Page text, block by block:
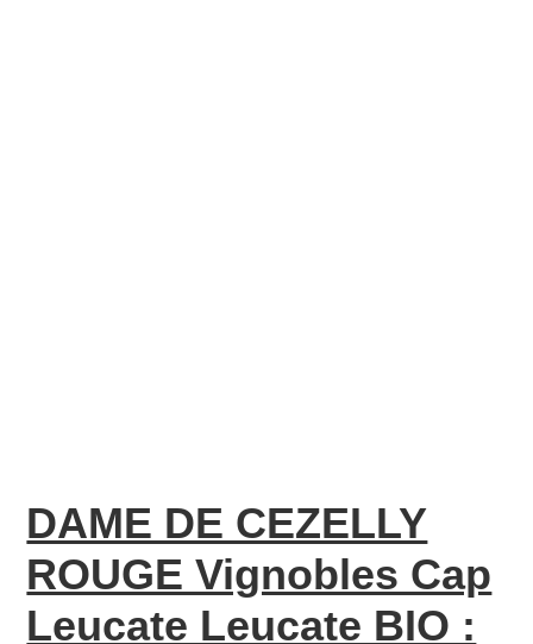
DAME DE CEZELLY
ROUGE Vignobles Cap
Leucate Leucate BIO :